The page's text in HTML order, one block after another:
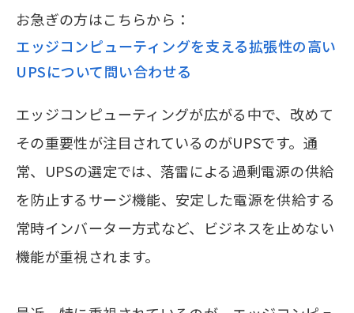
お急ぎの方はこちらから：
エッジコンピューティングを支える拡張性の高い
UPSについて問い合わせる
エッジコンピューティングが広がる中で、改めて
その重要性が注目されているのがUPSです。通
常、UPSの選定では、落雷による過剰電源の供給
を防止するサージ機能、安定した電源を供給する
常時インバーター方式など、ビジネスを止めない
機能が重視されます。